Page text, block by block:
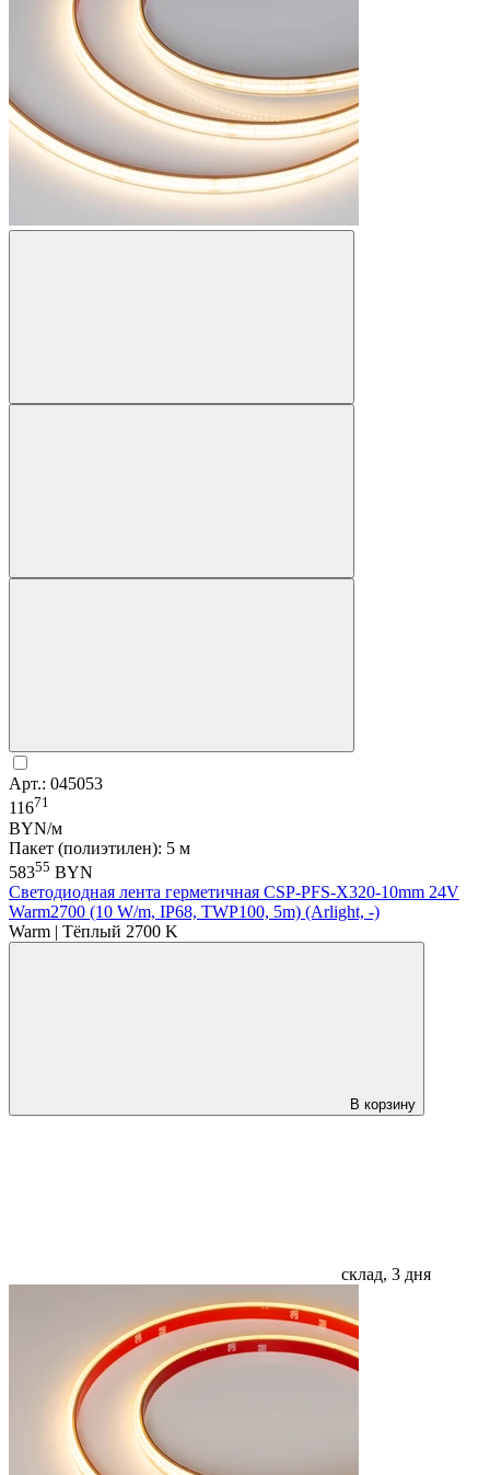
Арт.: 045053
11671
BYN/м
Пакет (полиэтилен): 5 м
58355 BYN
Светодиодная лента герметичная CSP-PFS-X320-10mm 24V
Warm2700 (10 W/m, IP68, TWP100, 5m) (Arlight, -)
Warm | Тёплый 2700 K
В корзину
склад, 3 дня